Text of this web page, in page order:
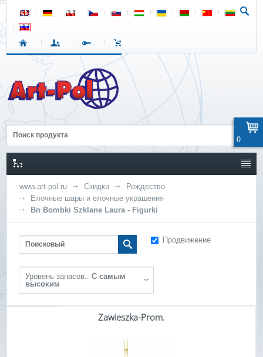
www.art-pol.ru Скидки
Рождество
Елочные шары и елочные украшения
Bn Bombki Szklane Laura - Figurki
Продвижение
Уровень запасов.: С самым
высоким
Zawieszka-Prom.
0